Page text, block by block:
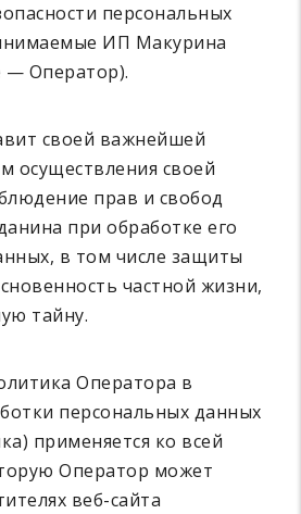
персональных
ИП Макурина
— Оператор).
своей важнейшей
осуществления своей
прав и свобод
при обработке его
в том числе защиты
частной жизни,
тайну.
Оператора в
персональных данных
применяется ко всей
Оператор может
веб-сайта